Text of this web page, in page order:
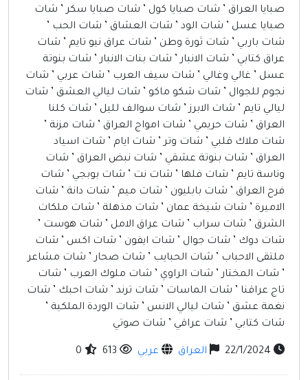
صبايا العراق ’ شات صبايا كول ’ شات صبايا سكر ’ شات
صبايا عسل ’ شات الود ’ شات العشاق ’ شات الحب ’
شات باربي ’ شات ثورة وطن ’ شات عراق نيو تايم ’ شات
عراق كتابي ’ شات الانبار ’ شات بنات الانبار ’ شات بنوتة
عسل ’ غالي وغالي ’ شات سيف العرب ’ شات عربي ’ شات
نجوم للجوال ’ شات شكو ماكو ’ شات ليالي العشق ’ شات
ليالي تايم ’ شات الابرز ’ شات سوالف لليل ’ شات كلنا
العراق ’ شات حريمي ’ شات امواج العراق ’ شات مزنة ’
شات ملاك قلبي ’ شات وتر ’ شات ايام ’ شات اسياد
العراق ’ شات بنوتة عشقي ’ شات نبض العراق ’ شات
وناسة تايم ’ شات فلها ’ شات نت ’ شات بوبجي ’ شات
فرح العراق ’ شات بابليون ’ شات ميم ’ شات دانة ’ شات
الاميرة ’ شات شيخة عمان ’ شات مذهلة ’ شات ملكات
الشرق ’ شات سراب ’ شات عراق الامل ’ شات هوست ’
شات دوك ’ شات جوال ’ شات ايفون ’ شات اكس ’ شات
ملتقى الاحباب ’ شات الحبايب ’ شات صحار ’ شات مشاعر
’ شات المختار ’ شات الراوي ’ شات ملوك العرب ’ شات
تاج عراقنا ’ شات الماسات ’ شات ترند ’ شات احبك ’ شات
نغمة عشق ’ شات ليالي الانس ’ شات الوردة الملكية ’
شات كتابي ’ شات عراقي ’ شات صوتي
العراق عربي